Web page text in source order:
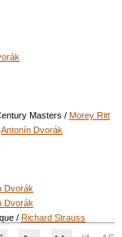
Masters /Morey Ritt
Antonín Dvorák
Dvorák
Dvorák
/Richard Strauss